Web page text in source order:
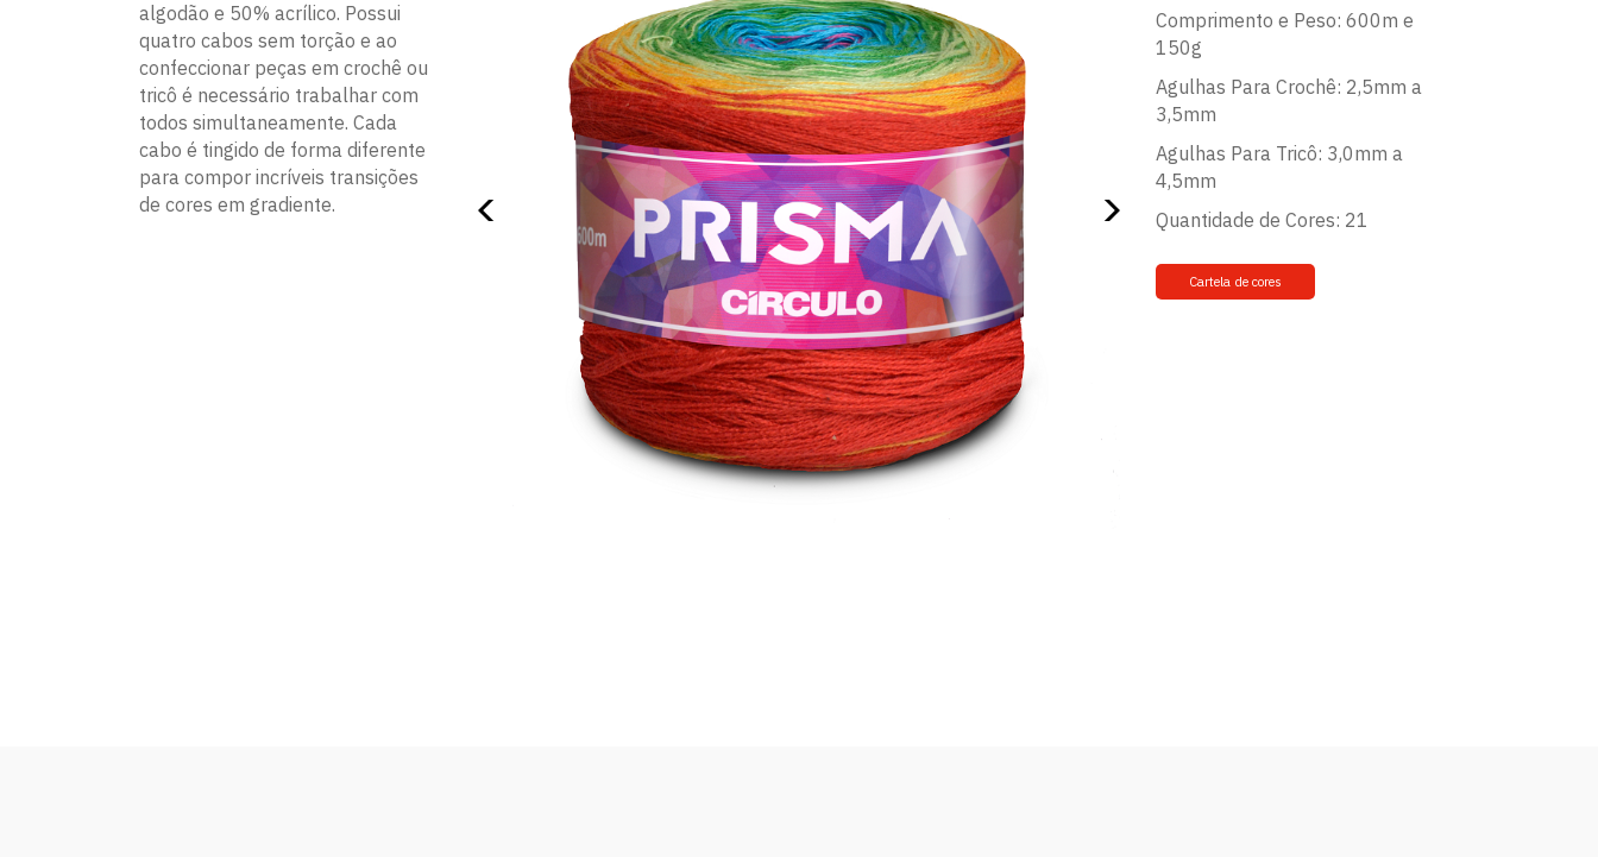
algodão e 50% acrílico. Possui
quatro cabos sem torção e ao
confeccionar peças em crochê ou
tricô é necessário trabalhar com
todos simultaneamente. Cada
cabo é tingido de forma diferente
para compor incríveis transições
de cores em gradiente.
Comprimento e Peso: 600m e
150g
Agulhas Para Crochê: 2,5mm a
3,5mm
Agulhas Para Tricô: 3,0mm a
4,5mm
Quantidade de Cores: 21
Cartela de cores